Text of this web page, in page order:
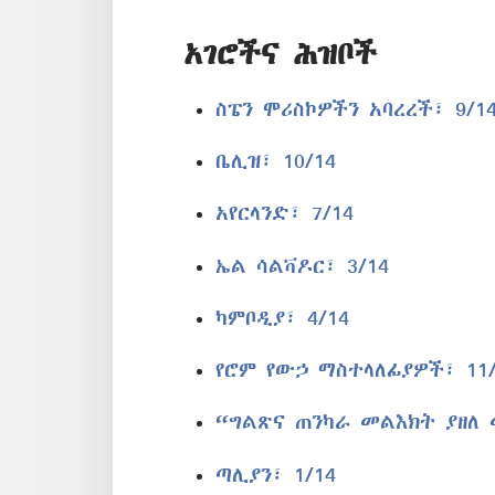
አገሮችና ሕዝቦች
ስፔን ሞሪስኮዎችን አባረረች፣ 9/
ቤሊዝ፣ 10/14
አየርላንድ፣ 7/14
ኤል ሳልቫዶር፣ 3/14
ካምቦዲያ፣ 4/14
የሮም የውኃ ማስተላለፊያዎች፣
“ግልጽና ጠንካራ መልእክት ያዘለ
ጣሊያን፣ 1/14